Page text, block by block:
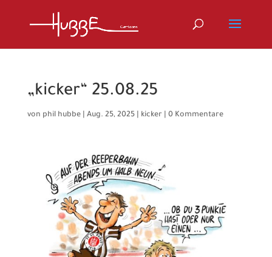
„kicker“ 25.08.25
von phil hubbe| Aug. 25, 2025| kicker| 0 Kommentare